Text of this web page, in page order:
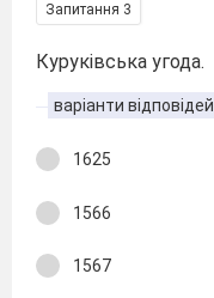
Запитання 3
Куруківська угода.
варіанти відповідей
1625
1566
1567